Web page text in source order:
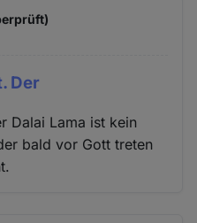
Der
Dalai Lama ist kein
bald vor Gott treten